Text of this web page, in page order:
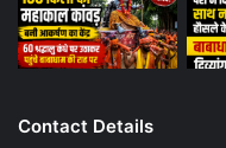
Contact Details